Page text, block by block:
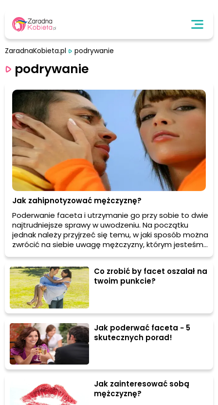
ZaradnaKobieta.pl podrywanie
podrywanie
Jak zahipnotyzować mężczyznę?
Poderwanie faceta i utrzymanie go przy sobie to dwie
najtrudniejsze sprawy w uwodzeniu. Na początku
jednak należy przyjrzeć się temu, w jaki sposób można
zwrócić na siebie uwagę mężczyzny, którym jesteśmy
zainteresowane. Każdy z mężczyzn może mieć
własne potrzeby i ideały, są jednak pewne cechy
wspólne, którym silniejsza płeć absolutnie nie może
się oprzeć.
Co zrobić by facet oszalał na
twoim punkcie?
Jak poderwać faceta − 5
skutecznych porad!
Jak zainteresować sobą
mężczyznę?